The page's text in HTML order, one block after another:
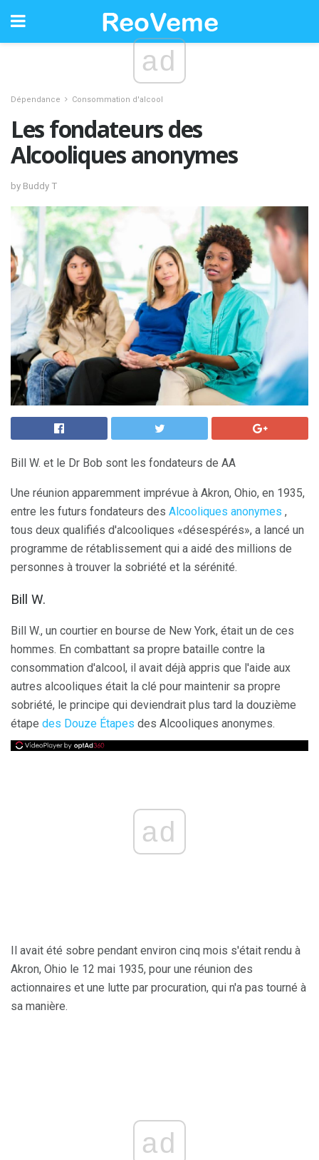
ad
Dépendance Consommation d'alcool
Les fondateurs des
Alcooliques anonymes
by Buddy T
Bill W. et le Dr Bob sont les fondateurs de AA
Une réunion apparemment imprévue à Akron, Ohio, en 1935,
entre les futurs fondateurs des Alcooliques anonymes ,
tous deux qualifiés d'alcooliques «désespérés», a lancé un
programme de rétablissement qui a aidé des millions de
personnes à trouver la sobriété et la sérénité.
Bill W.
Bill W., un courtier en bourse de New York, était un de ces
hommes. En combattant sa propre bataille contre la
consommation d'alcool, il avait déjà appris que l'aide aux
autres alcooliques était la clé pour maintenir sa propre
sobriété, le principe qui deviendrait plus tard la douzième
étape des Douze Étapes des Alcooliques anonymes.
ad
Il avait été sobre pendant environ cinq mois s'était rendu à
Akron, Ohio le 12 mai 1935, pour une réunion des
actionnaires et une lutte par procuration, qui n'a pas tourné à
sa manière.
ad